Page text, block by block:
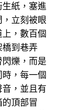
紙，塞進
立刻被眼
，數百個
到巷弄
爍，而是
時，每一個
，並且有
頂部冒